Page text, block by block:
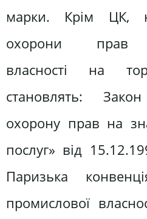
марки. Крім ЦК,
охорони прав
власності на
становлять:
охорону прав на
послуг» від
Паризька
промислової